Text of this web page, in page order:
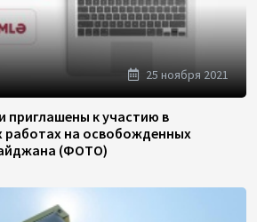
25 ноября 2021
приглашены к участию в
работах на освобожденных
(ФОТО)